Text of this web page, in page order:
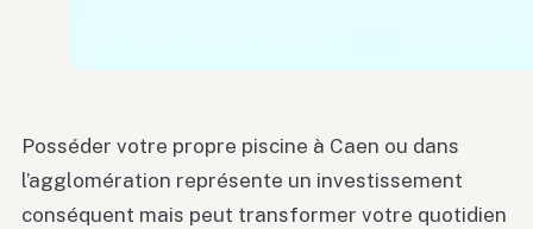
Posséder votre propre piscine à Caen ou dans
l’agglomération représente un investissement
conséquent mais peut transformer votre quotidien